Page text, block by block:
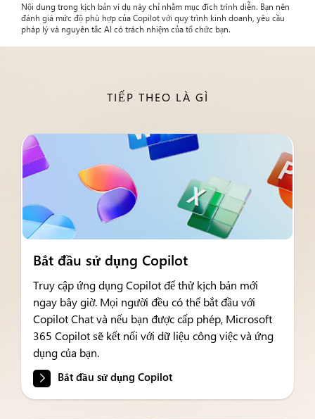
Nội dung trong kịch bản ví dụ này chỉ nhằm mục đích trình diễn. Bạn nên
đánh giá mức độ phù hợp của Copilot với quy trình kinh doanh, yêu cầu
pháp lý và nguyên tắc AI có trách nhiệm của tổ chức bạn.
TIẾP THEO LÀ GÌ
Bắt đầu sử dụng Copilot
Truy cập ứng dụng Copilot để thử kịch bản mới
ngay bây giờ. Mọi người đều có thể bắt đầu với
Copilot Chat và nếu bạn được cấp phép, Microsoft
365 Copilot sẽ kết nối với dữ liệu công việc và ứng
dụng của bạn.
Bắt đầu sử dụng Copilot